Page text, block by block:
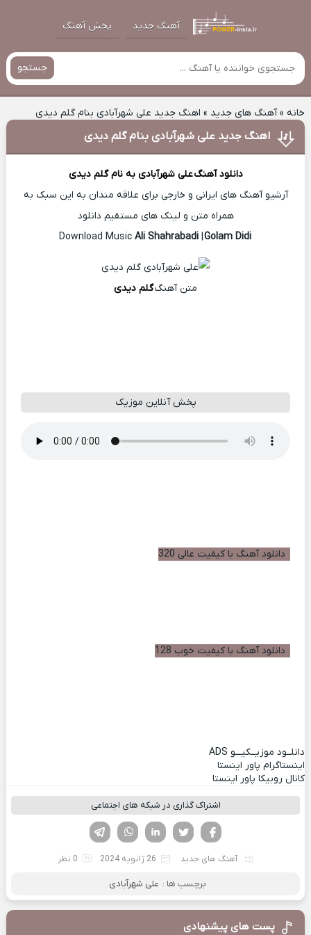
آهنگ جدید پخش آهنگ
جستجو
خانه»آهنگ های جدید » اهنگ جدید علی شهرآبادی بنام گلم دیدی
اهنگ جدید علی شهرآبادی بنام گلم دیدی
دانلود آهنگعلی شهرآبادی به نام گلم دیدی
آرشیو آهنگ های ایرانی و خارجی برای علاقه مندان به این سبک به
همراه متن و لینک های مستقیم دانلود
Ali Shahrabadi |Golam Didi
متن آهنگگلم دیدی
پخش آنلاین موزیک
دانلود آهنگ با کیفیت عالی 320
دانلود آهنگ با کیفیت خوب 128
دانلــود موزیــکیـــو ADS
اینستاگرام پاور اینستا
کانال روبیکا پاور اینستا
اشتراک گذاری در شبکه های اجتماعی
لینکدین تویتر
فیسوک
آهنگ های جدید 26 ژانویه 2024 0 نظر
برچسب ها : علی شهرآبادی
پست های پیشنهادی